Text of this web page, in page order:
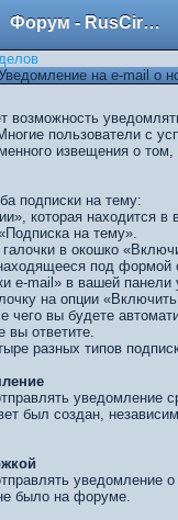
Форум - RusCircus.ru
на e-mail о
возможность
пользователи с
извещения о
подписки на тему:
которая находится в
на тему».
в окошко
под формой
e-mail» в вашей
на опции
чего вы будете
вы ответите.
разных типов
уведомление
был создан,
уведомление
было на форуме.